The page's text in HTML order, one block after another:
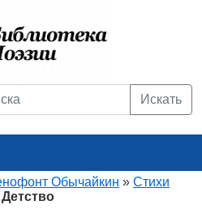
Искать
Обычайкин » Стихи
Детство